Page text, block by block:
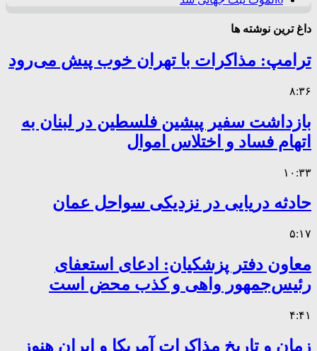
داغ ترین نوشته ها
ترامپ: مذاکرات با تهران خوب پیش می‌رود
۸:۳۶
بازداشت سفیر پیشین فلسطین در لبنان به
اتهام فساد و اختلاس اموال
۱۰:۳۳
حادثه دریایی در نزدیکی سواحل عمان
۵:۱۷
معاون دفتر پزشکیان: ادعای استعفای
رئیس‌جمهور واهی و کذب محض است
۴:۴۱
زمان و تاریخ مذاکرات آمریکا و ایران هنوز